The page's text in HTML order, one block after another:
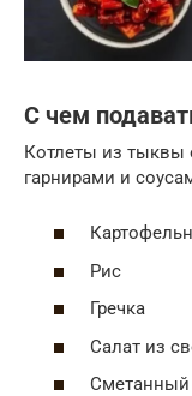
С чем
Котлеты из тыквы
гарнирами и
Рис
Гречка
Салат из
Сметанный